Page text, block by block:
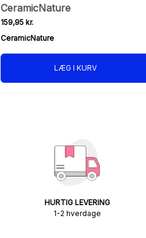
CeramicNature
159,95 kr.
CeramicNature
LÆG I KURV
HURTIG LEVERING
1-2 hverdage